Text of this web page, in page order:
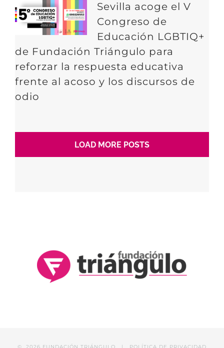
Sevilla acoge el V
Congreso de
Educación LGBTIQ+
de Fundación Triángulo para
reforzar la respuesta educativa
frente al acoso y los discursos de
odio
LOAD MORE POSTS